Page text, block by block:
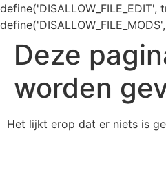
define('DISALLOW_FILE_EDIT',
Deze
worden
Het lijkt erop dat er niets is